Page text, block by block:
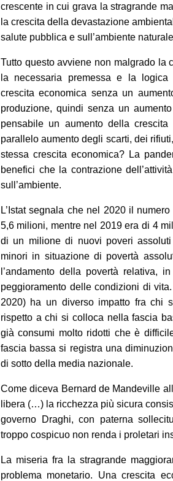
crescente in cui grava la stragrande
la crescita della devastazione
salute pubblica e sull’ambiente
Tutto questo avviene non malgrado la
la necessaria premessa e la logica
crescita economica senza un
produzione, quindi senza un
pensabile un aumentodella crescita
parallelo aumento degli scarti, dei
stessa crescita economica? La
benefici che la contrazione
sull’ambiente.
L’Istat segnala che nel 2020 il
5,6 milioni, mentre nel 2019 era di 4
di un milione di nuovi poveri
minori in situazione di povertà
l’andamento della povertà relativa,
peggioramento delle condizioni di
2020) ha un diverso impatto fra chi
rispetto a chi si colloca nella fascia
già consumi molto ridotti che è
fascia bassa si registra una
di sotto della media nazionale.
Come diceva Bernard de Mandeville
libera (…) la ricchezza più sicura
governo Draghi, con paterna
troppo cospicuo non renda i proletari
La miseria fra la stragrande
problema monetario. Una crescita